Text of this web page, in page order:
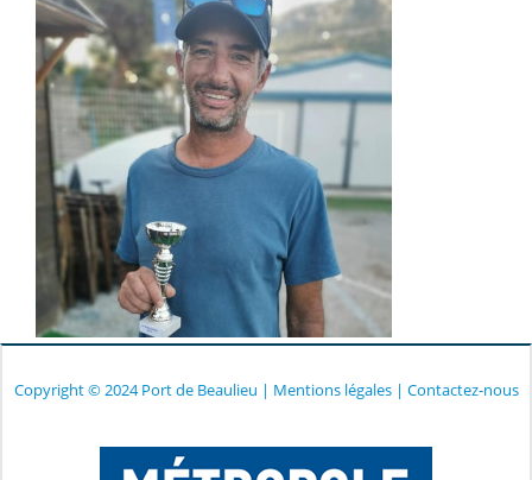
Copyright © 2024 Port de Beaulieu | Mentions légales| Contactez-nous